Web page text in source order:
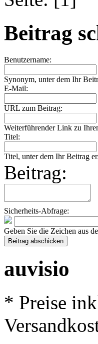
Beitrag
Benutzername:
Synonym, unter dem Ihr
E-Mail:
URL zum Beitrag:
Weiterführender Link zu
Titel:
Titel, unter dem Ihr Beitrag
Beitrag:
Sicherheits-Abfrage:
Geben Sie die Zeichen aus
auvisio
* Preise